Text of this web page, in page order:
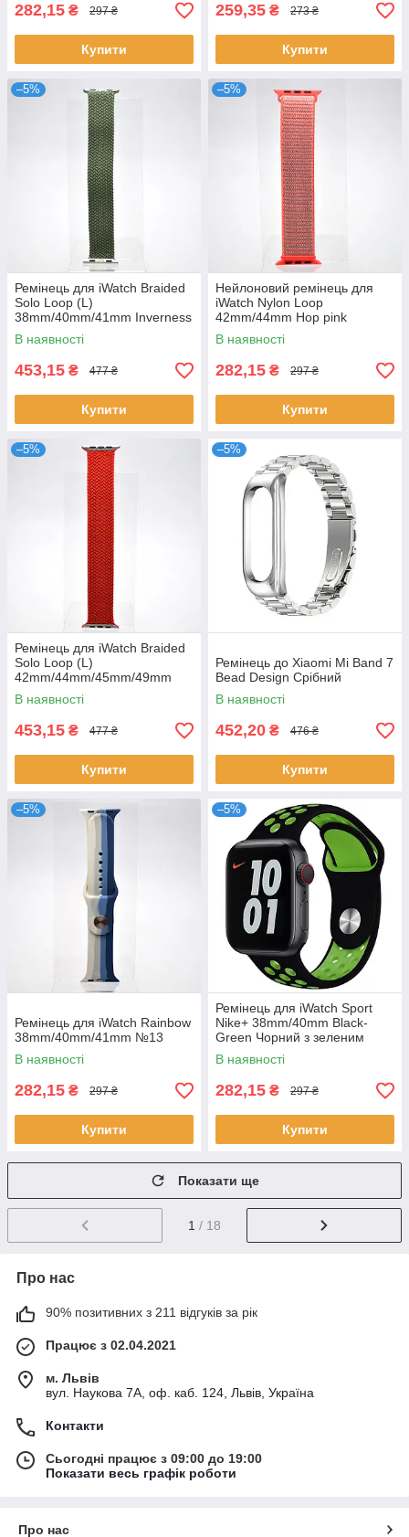
282,15 ₴ 297 ₴
Купити
259,35 ₴ 273 ₴
Купити
–5%
Ремінець для iWatch Braided
Solo Loop (L)
38mm/40mm/41mm Inverness
green Зелений
В наявності
453,15 ₴ 477 ₴
Купити
–5%
Нейлоновий ремінець для
iWatch Nylon Loop
42mm/44mm Hop pink
Рожевий
В наявності
282,15 ₴ 297 ₴
Купити
–5%
Ремінець для iWatch Braided
Solo Loop (L)
42mm/44mm/45mm/49mm
Red Червоний
В наявності
453,15 ₴ 477 ₴
Купити
–5%
Ремінець до Xiaomi Mi Band 7
Bead Design Срібний
В наявності
452,20 ₴ 476 ₴
Купити
–5%
Ремінець для iWatch Rainbow
38mm/40mm/41mm №13
В наявності
282,15 ₴ 297 ₴
Купити
–5%
Ремінець для iWatch Sport
Nike+ 38mm/40mm Black-
Green Чорний з зеленим
В наявності
282,15 ₴ 297 ₴
Купити
Показати ще
1 / 18
Про нас
90% позитивних з 211 відгуків за рік
Працює з 02.04.2021
м. Львів
вул. Наукова 7А, оф. каб. 124, Львів, Україна
Контакти
Сьогодні працює з 09:00 до 19:00
Показати весь графік роботи
Про нас